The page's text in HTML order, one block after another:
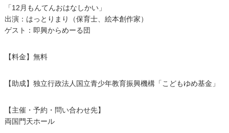
「12月もんてんおはなしかい」
出演：はっとりまり（保育士、絵本創作家）
ゲスト：即興からめーる団
【料金】無料
【助成】独立行政法人国立青少年教育振興機構「こどもゆめ基金」
【主催・予約・問い合わせ先】
両国門天ホール